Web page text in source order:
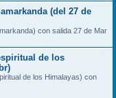
(del 27 de
con salida 27 de Mar
de los
de los Himalayas) con